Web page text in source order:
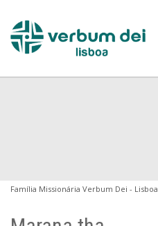
Família Missionária Verbum Dei - Lisboa